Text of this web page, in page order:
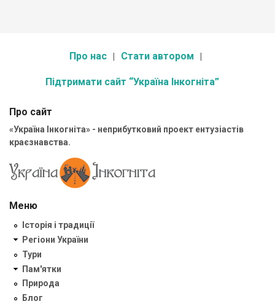
Про нас Стати автором
Підтримати сайт “Україна Інкогніта”
Про сайт
«Україна Інкогніта» - неприбутковий проект ентузіастів
краєзнавства.
Меню
Історія і традиції
Регіони України
Тури
Пам'ятки
Природа
Блог